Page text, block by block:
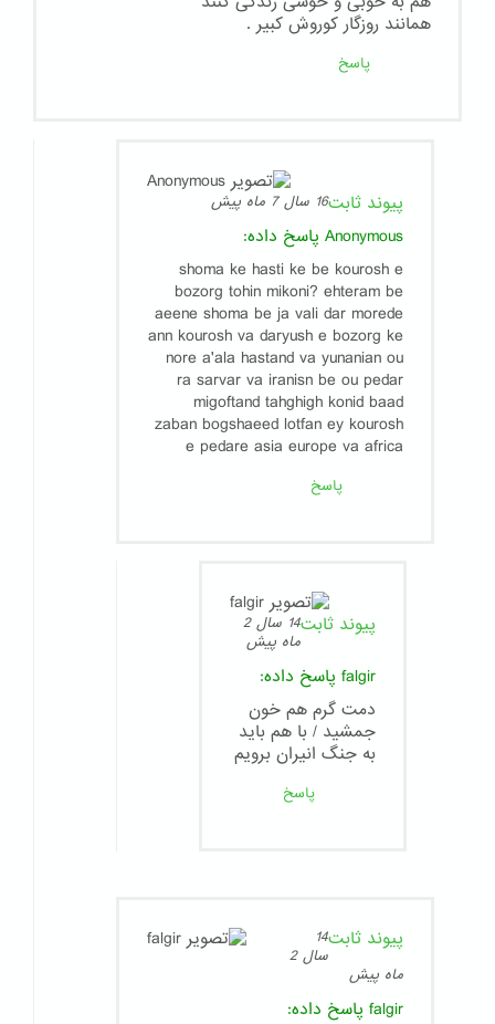
همانند روزگار کوروش کبیر .
پاسخ
پیوند ثابت16 سال 7 ماه پیش
Anonymous پاسخ داده:
shoma ke hasti ke be kourosh e
bozorg tohin mikoni? ehteram be
aeene shoma be ja vali dar morede
ann kourosh va daryush e bozorg ke
nore a'ala hastand va yunanian ou
ra sarvar va iranisn be ou pedar
migoftand tahghigh konid baad
zaban bogshaeed lotfan ey kourosh
e pedare asia europe va africa
پاسخ
پیوند ثابت
14 سال 2
ماه پیش
falgir پاسخ داده:
دمت گرم هم خون
جمشید / با هم باید
به جنگ انیران برویم
پاسخ
پیوند ثابت14
سال 2
ماه پیش
falgir پاسخ داده: